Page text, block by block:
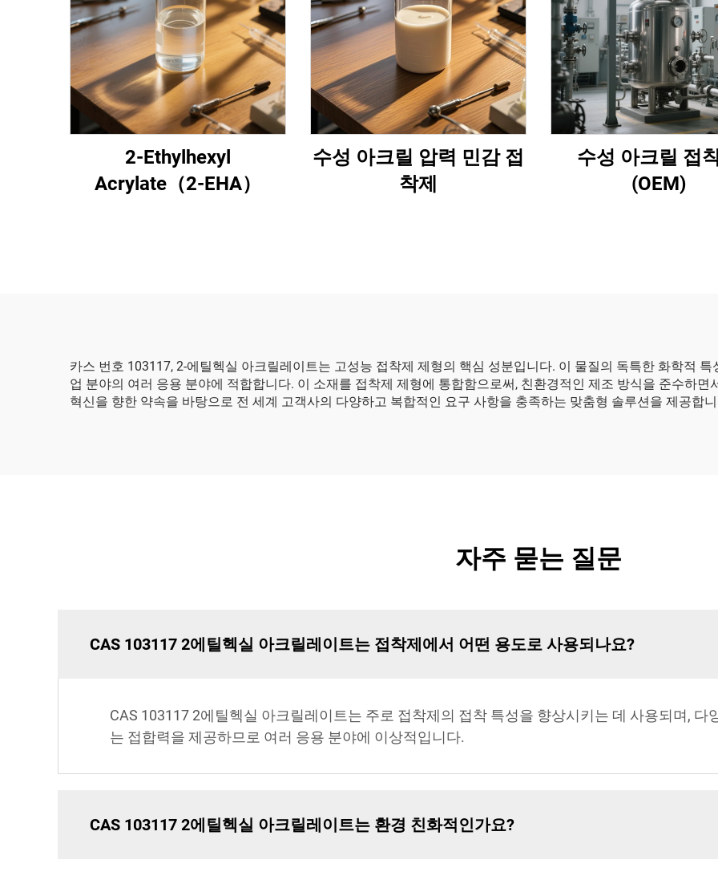
2-Ethylhexyl
Acrylate（2-EHA）
수성 아크릴 압력 민감 접
착제
수성 아크릴 접
(OEM)
카스 번호 103117, 2-에틸헥실 아크릴레이트는 고성능 접착제 제형의 핵심 성분입니다. 이 물질의 독특한 화학적
업 분야의 여러 응용 분야에 적합합니다. 이 소재를 접착제 제형에 통합함으로써, 친환경적인 제조 방식을 준수하
혁신을 향한 약속을 바탕으로 전 세계 고객사의 다양하고 복합적인 요구 사항을 충족하는 맞춤형 솔루션을 제공합
자주 묻는 질문
CAS 103117 2에틸헥실 아크릴레이트는 접착제에서 어떤 용도로 사용되나요?
CAS 103117 2에틸헥실 아크릴레이트는 주로 접착제의 접착 특성을 향상시키는 데 사용되며, 다
는 접합력을 제공하므로 여러 응용 분야에 이상적입니다.
CAS 103117 2에틸헥실 아크릴레이트는 환경 친화적인가요?